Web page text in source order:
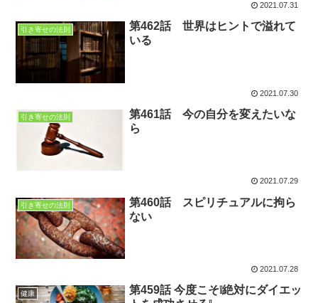
2021.07.31
引き寄せの法則
第462話 世界はヒントで溢れて
いる
2021.07.30
引き寄せの法則
第461話 今の自分を変えたいな
ら
2021.07.29
引き寄せの法則
第460話 スピリチュアルに拘ら
ない
2021.07.28
健康
第459話 今度こそ❕絶対にダイエッ